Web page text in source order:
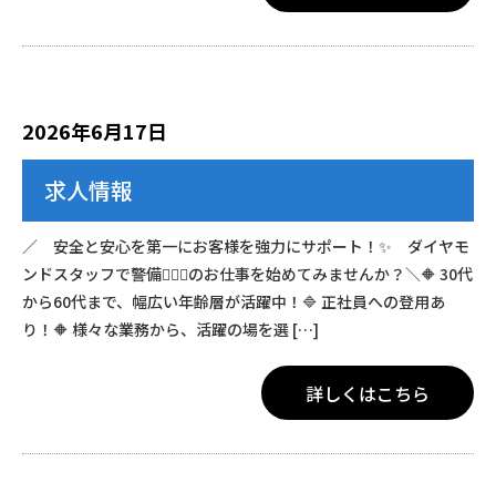
2026年6月17日
求人情報
／ 安全と安心を第一にお客様を強力にサポート！✨ ダイヤモ
ンドスタッフで警備👮🏻‍♂️のお仕事を始めてみませんか？＼🔶 30代
から60代まで、幅広い年齢層が活躍中！🔷 正社員への登用あ
り！🔶 様々な業務から、活躍の場を選 […]
詳しくはこちら